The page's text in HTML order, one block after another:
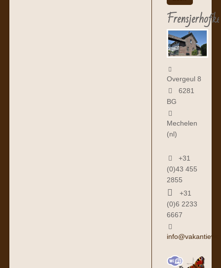
Frensjerhofke
Overgeul 8
6281
BG
Mechelen
(nl)
+31
(0)43 455
2855
+31
(0)6 2233
6667